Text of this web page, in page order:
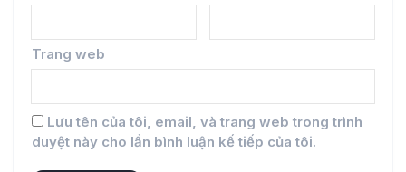
Trang web
Lưu tên của tôi, email, và trang web trong trình
duyệt này cho lần bình luận kế tiếp của tôi.